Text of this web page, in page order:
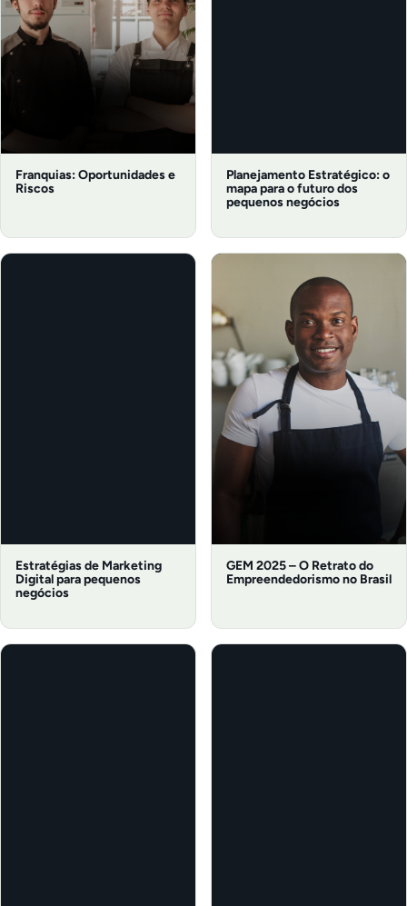
Franquias: Oportunidades e
Riscos
Planejamento Estratégico: o
mapa para o futuro dos
pequenos negócios
Estratégias de Marketing
Digital para pequenos
negócios
GEM 2025 – O Retrato do
Empreendedorismo no Brasil